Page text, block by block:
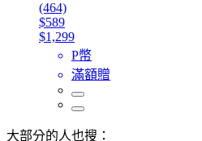
(464)
$589
$1,299
P幣
滿額贈
大部分的人也搜：